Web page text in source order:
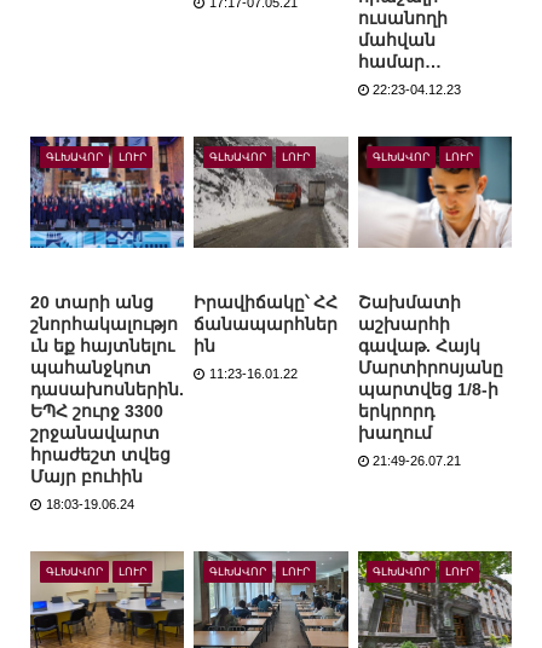
ուսանողի
մահվան
համար…
22:23-04.12.23
ԳԼԽԱՎՈՐ ԼՈՒՐ
20 տարի անց
շնորհակալությո
ւն եք հայտնելու
պահանջկոտ
դասախոսներին.
ԵՊՀ շուրջ 3300
շրջանավարտ
հրաժեշտ տվեց
Մայր բուհին
18:03-19.06.24
ԳԼԽԱՎՈՐ ԼՈՒՐ
Իրավիճակը՝ ՀՀ
ճանապարհներ
ին
11:23-16.01.22
ԳԼԽԱՎՈՐ ԼՈՒՐ
Շախմատի
աշխարհի
գավաթ. Հայկ
Մարտիրոսյանը
պարտվեց 1/8-ի
երկրորդ
խաղում
21:49-26.07.21
ԳԼԽԱՎՈՐ ԼՈՒՐ ԳԼԽԱՎՈՐ ԼՈՒՐ ԳԼԽԱՎՈՐ ԼՈՒՐ